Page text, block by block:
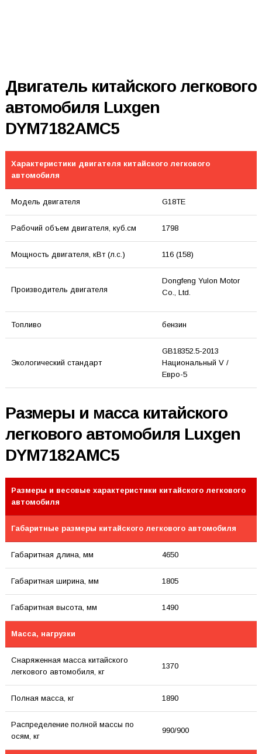
Двигатель китайского легкового
автомобиля Luxgen
DYM7182AMC5
Характеристики двигателя китайского легкового
автомобиля
Модель двигателя G18TE
Рабочий объем двигателя, куб.см 1798
Мощность двигателя, кВт (л.с.) 116 (158)
Производитель двигателя
Dongfeng Yulon Motor
Co., Ltd.
Топливо бензин
Экологический стандарт
GB18352.5-2013
Национальный V /
Евро-5
Размеры и масса китайского
легкового автомобиля Luxgen
DYM7182AMC5
Размеры и весовые характеристики китайского легкового
автомобиля
Габаритные размеры китайского легкового автомобиля
Габаритная длина, мм 4650
Габаритная ширина, мм 1805
Габаритная высота, мм 1490
Масса, нагрузки
Снаряженная масса китайского
легкового автомобиля, кг
1370
Полная масса, кг 1890
Распределение полной массы по
осям, кг
990/900